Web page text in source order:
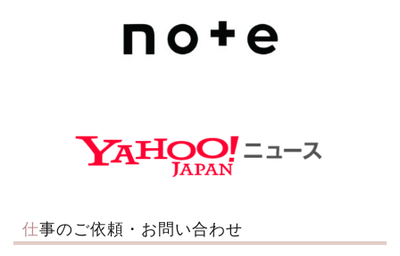
仕事のご依頼・お問い合わせ